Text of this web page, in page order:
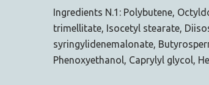
Ingredients N.1: Polybutene,
trimellitate, Isocetyl stearate,
syringylidenemalonate,
Phenoxyethanol, Caprylyl glycol,